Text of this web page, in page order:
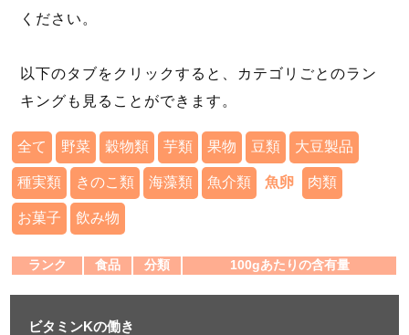
ください。
以下のタブをクリックすると、カテゴリごとのラン
キングも見ることができます。
全て 野菜 穀物類 芋類 果物 豆類 大豆製品
種実類 きのこ類 海藻類 魚介類 魚卵 肉類
お菓子 飲み物
ランク 食品 分類 100gあたりの含有量
ビタミンKの働き